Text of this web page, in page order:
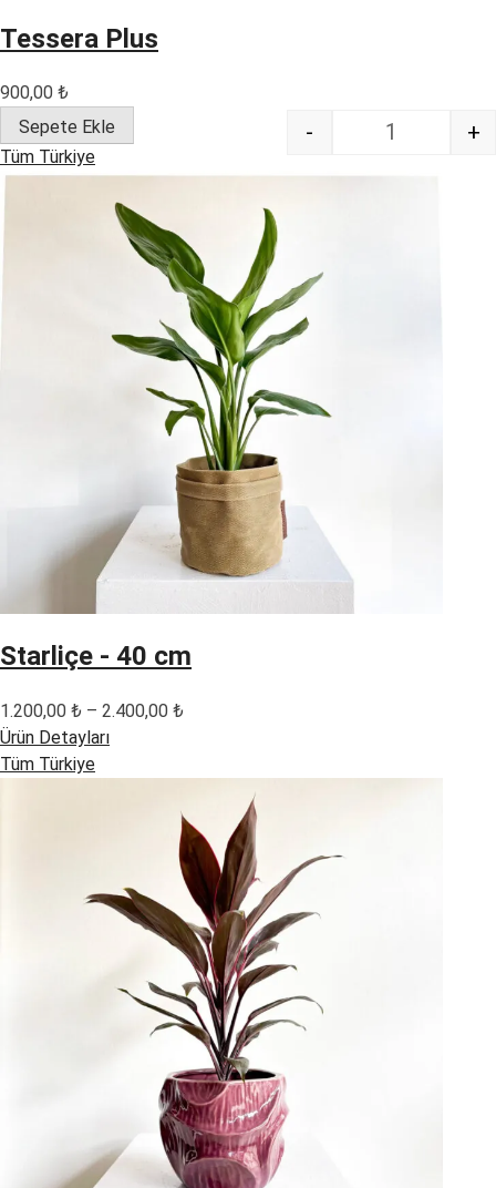
Tessera Plus
900,00 ₺
Quantity
- +
Sepete Ekle
Tüm Türkiye
Starliçe - 40 cm
1.200,00 ₺ – 2.400,00 ₺
2.400,00 ₺
Ürün Detayları
Tüm Türkiye